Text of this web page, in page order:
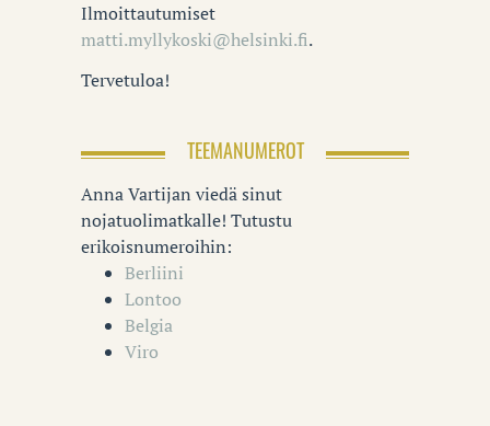
Ilmoittautumiset
matti.myllykoski@helsinki.fi.
Tervetuloa!
TEEMANUMEROT
Anna Vartijan viedä sinut
nojatuolimatkalle! Tutustu
erikoisnumeroihin:
Berliini
Lontoo
Belgia
Viro